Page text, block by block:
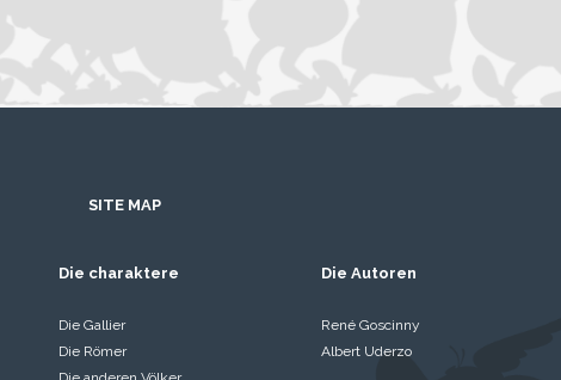
SITE MAP
Die charaktere
Die Gallier
Die Römer
Die Autoren
René Goscinny
Albert Uderzo